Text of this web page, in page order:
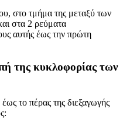
στο τμήμα της μεταξύ των
στα 2 ρεύματα
αυτής έως την πρώτη
της κυκλοφορίας των
το πέρας της διεξαγωγής